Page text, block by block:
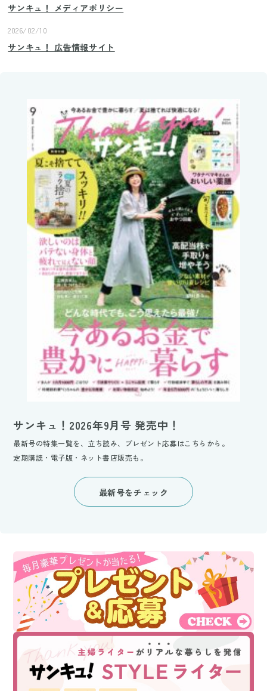
サンキュ！ メディアポリシー
2026/02/10
サンキュ！ 広告情報サイト
サンキュ！2026年9月号 発売中！
最新号の特集一覧を、立ち読み、プレゼント応募はこちらから。
定期購読・電子版・ネット書店販売も。
最新号をチェック